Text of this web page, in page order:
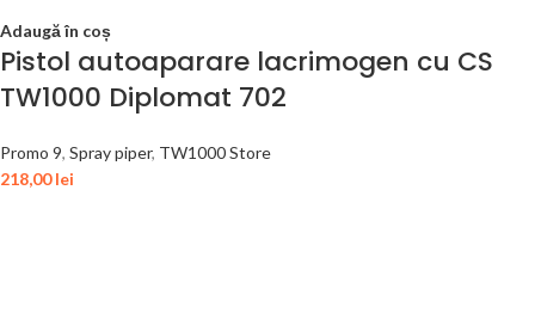
Adaugă în coș
Pistol autoaparare lacrimogen cu CS
TW1000 Diplomat 702
Promo 9, Spray piper, TW1000 Store
218,00lei